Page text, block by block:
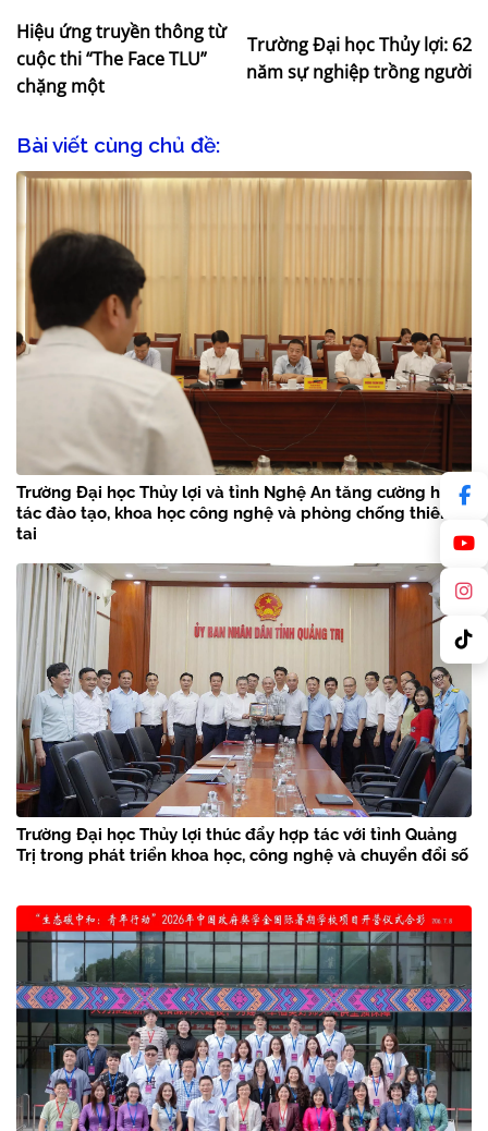
Hiệu ứng truyền thông từ
cuộc thi “The Face TLU”
chặng một
Trường Đại học Thủy lợi: 62
năm sự nghiệp trồng người
Bài viết cùng chủ đề:
Trường Đại học Thủy lợi và tỉnh Nghệ An tăng cường hợp
tác đào tạo, khoa học công nghệ và phòng chống thiên
tai
Trường Đại học Thủy lợi thúc đẩy hợp tác với tỉnh Quảng
Trị trong phát triển khoa học, công nghệ và chuyển đổi số